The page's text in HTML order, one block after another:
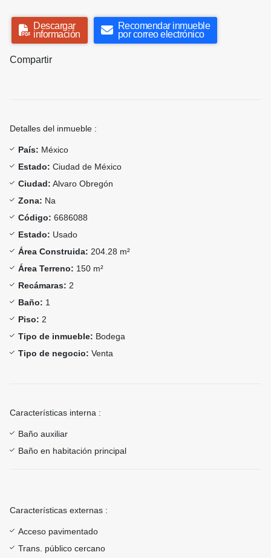
Descargar
información
Recomendar inmueble
por correo electrónico
Compartir
Detalles del inmueble :
País: México
Estado: Ciudad de México
Ciudad: Alvaro Obregón
Zona: Na
Código: 6686088
Estado: Usado
Área Construida: 204.28 m²
Área Terreno: 150 m²
Recámaras: 2
Baño: 1
Piso: 2
Tipo de inmueble: Bodega
Tipo de negocio: Venta
Características interna :
Baño auxiliar
Baño en habitación principal
Características externas :
Acceso pavimentado
Trans. público cercano